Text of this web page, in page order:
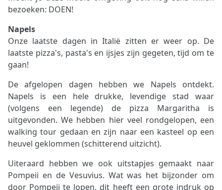
bezoeken: DOEN!
Napels
Onze laatste dagen in Italië zitten er weer op. De
laatste pizza's, pasta's en ijsjes zijn gegeten, tijd om te
gaan!
De afgelopen dagen hebben we Napels ontdekt.
Napels is een hele drukke, levendige stad waar
(volgens een legende) de pizza Margaritha is
uitgevonden. We hebben hier veel rondgelopen, een
walking tour gedaan en zijn naar een kasteel op een
heuvel geklommen (schitterend uitzicht).
Uiteraard hebben we ook uitstapjes gemaakt naar
Pompeii en de Vesuvius. Wat was het bijzonder om
door Pompeii te lopen, dit heeft een grote indruk op